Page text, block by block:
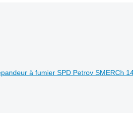
à fumier SPD Petrov SMERCh